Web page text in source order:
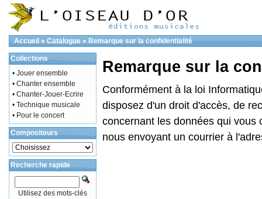
Accueil » Catalogue » Remarque sur la confidentialité
Remarque sur la
Conformément à la loi
disposez d'un droit d'accès, de
concernant les données qui vous
nous envoyant un courrier à
Collections
• Jouer ensemble
• Chanter ensemble
• Chanter-Jouer-Ecrire
• Technique musicale
• Pour le concert
Compositeurs
Recherche rapide
Utilisez des mots-clés